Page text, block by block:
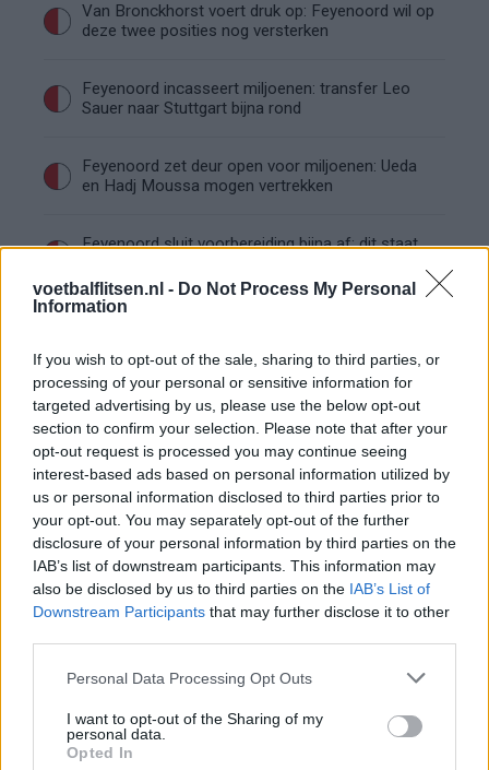
voetbalflitsen.nl - Do Not Process My Personal
Information
If you wish to opt-out of the sale, sharing to third parties, or
processing of your personal or sensitive information for
targeted advertising by us, please use the below opt-out
section to confirm your selection. Please note that after your
opt-out request is processed you may continue seeing
interest-based ads based on personal information utilized by
us or personal information disclosed to third parties prior to
your opt-out. You may separately opt-out of the further
disclosure of your personal information by third parties on the
IAB’s list of downstream participants. This information may
also be disclosed by us to third parties on the IAB’s List of
Downstream Participants that may further disclose it to other
Personal Data Processing Opt Outs
I want to opt-out of the Sharing of my
personal data.
Opted In
Van Bronckhorst voert druk op: Feyenoord wil op
deze twee posities nog versterken
Feyenoord incasseert miljoenen: transfer Leo
Sauer naar Stuttgart bijna rond
Feyenoord zet deur open voor miljoenen: Ueda
en Hadj Moussa mogen vertrekken
Feyenoord sluit voorbereiding bijna af: dit staat
Brengt Sporting Portugal Feyenoord in de
problemen rond Hadj Moussa?
Van droomtransfer tot contractontbinding: het
Feyenoord-verhaal van Calvin Stengs
'Hij is weer gewoon mijn vader': Shaqueel
openhartig over Robin van Persie
bod op Gjivai Zechiël?
Been blikt terug op historische afstraffing: "Die
schaamte voel ik nog altijd"